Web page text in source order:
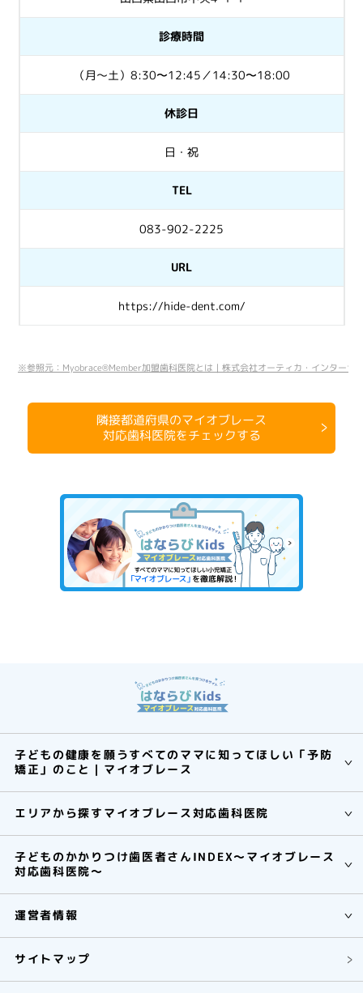
診療時間
（月～土）8:30〜12:45／14:30〜18:00
休診日
日・祝
TEL
083-902-2225
URL
https://hide-dent.com/
※参照元：Myobrace®Member加盟歯科医院とは｜株式会社オーティカ・インタ
隣接都道府県のマイオブレース
対応歯科医院をチェックする
子どもの健康を願うすべてのママに知ってほしい「予防
矯正」のこと｜マイオブレース
エリアから探すマイオブレース対応歯科医院
子どものかかりつけ歯医者さんINDEX～マイオブレース
対応歯科医院～
運営者情報
サイトマップ